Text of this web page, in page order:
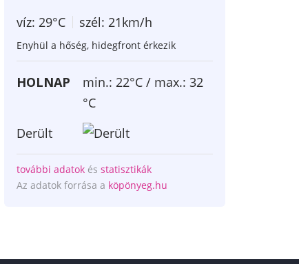
víz: 29°C szél: 21km/h
Enyhül a hőség, hidegfront érkezik
HOLNAP
min.: 22°C / max.: 32
°C
Derült
további adatok és statisztikák
Az adatok forrása a köpönyeg.hu